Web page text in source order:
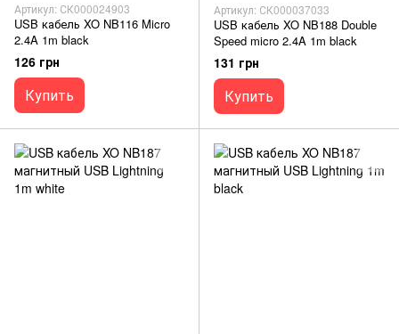
Артикул: СК000024903
USB кабель XO NB116 Micro
2.4A 1m black
126 грн
Купить
Артикул: СК000037033
USB кабель XO NB188 Double
Speed micro 2.4A 1m black
131 грн
Купить